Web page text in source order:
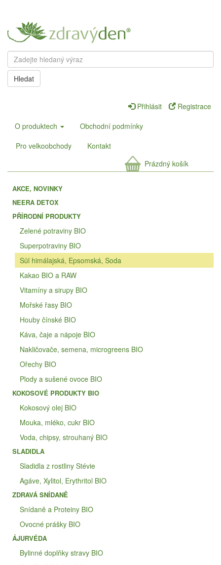
Hledat
Přihlásit
Registrace
O produktech
Obchodní podmínky
Pro velkoobchody
Kontakt
Prázdný košík
AKCE, NOVINKY
NEERA DETOX
PŘÍRODNÍ PRODUKTY
Zelené potraviny BIO
Superpotraviny BIO
Sůl himálajská, Epsomská, Soda
Kakao BIO a RAW
Vitamíny a sirupy BIO
Mořské řasy BIO
Houby čínské BIO
Káva, čaje a nápoje BIO
Nakličovače, semena, microgreens BIO
Ořechy BIO
Plody a sušené ovoce BIO
KOKOSOVÉ PRODUKTY BIO
Kokosový olej BIO
Mouka, mléko, cukr BIO
Voda, chipsy, strouhaný BIO
SLADIDLA
Sladidla z rostliny Stévie
Agáve, Xylitol, Erythritol BIO
ZDRAVÁ SNÍDANĚ
Snídaně a Proteiny BIO
Ovocné prášky BIO
ÁJURVÉDA
Bylinné doplňky stravy BIO